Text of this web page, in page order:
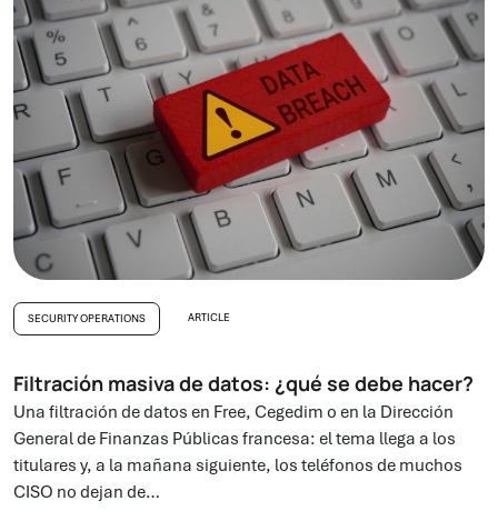
SECURITY OPERATIONS ARTICLE
Filtración masiva de datos: ¿qué se debe hacer?
Una filtración de datos en Free, Cegedim o en la Dirección
General de Finanzas Públicas francesa: el tema llega a los
titulares y, a la mañana siguiente, los teléfonos de muchos
CISO no dejan de…